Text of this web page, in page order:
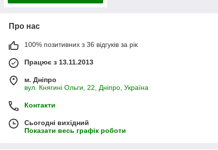
Про нас
100% позитивних з 36 відгуків за рік
Працює з 13.11.2013
м. Дніпро
вул. Княгині Ольги, 22, Дніпро, Україна
Контакти
Сьогодні вихідний
Показати весь графік роботи